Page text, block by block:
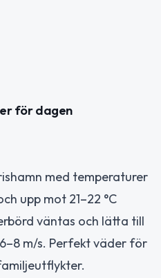
för dagen
med temperaturer
upp mot 21–22 °C
väntas och lätta till
m/s. Perfekt väder för